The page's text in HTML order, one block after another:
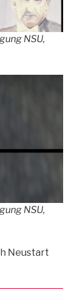
NSU,
NSU,
Neustart